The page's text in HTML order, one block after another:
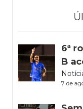
6ª
B
7 de